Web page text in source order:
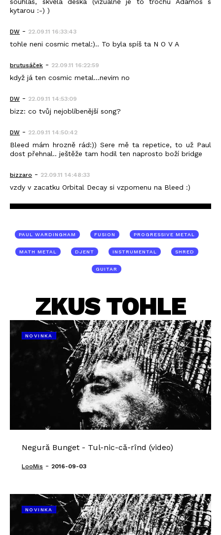
kytarou :-) )
DW - 22.09.11 16:33:43
tohle neni cosmic metal:).. To byla spíš ta N O V A
brutusáček - 22.09.11 16:22:59
když já ten cosmic metal...nevim no
DW - 22.09.11 14:53:09
bizz: co tvůj nejoblíbenější song?
DW - 22.09.11 14:50:42
Bleed mám hrozně rád:)) Sere mě ta repetice, to už Paul
dost přehnal.. ještěže tam hodil ten naprosto boží bridge
bizzaro - 22.09.11 14:48:33
vzdy v zacatku Orbital Decay si vzpomenu na Bleed :)
PAUL WARDINGHAM FUSION PROGRESSIVE METAL
MATH METAL DJENT INSTRUMENTAL SHRED
GUITAR
ZKUS TOHLE
NOVINKA
Negură Bunget - Tul-nic-că-rînd (video)
LooMis - 2016-09-03
NOVINKA